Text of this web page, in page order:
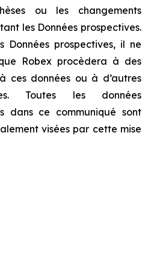
ou les changements
les Données prospectives.
Données prospectives, il ne
Robex procèdera à des
ces données ou à d’autres
Toutes les données
dans ce communiqué sont
visées par cette mise